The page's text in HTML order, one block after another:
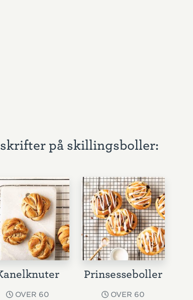
på skillingsboller:
OVER 60
Prinsesseboller
OVER 60